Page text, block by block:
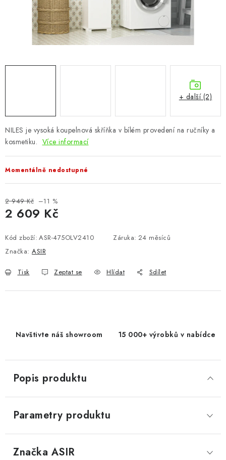
DOPLŇKY A DEKORACE
VÝPRODEJ
Bonusový program NBM+
NILES je vysoká koupelnová skříňka v bílém provedení na ručníky a
kosmetiku. Více informací
Momentálně nedostupné
2 949 Kč –11 %
2 609 Kč
Kód zboží: ASR-475OLV2410 Záruka: 24 měsíců
Značka: ASIR
Tisk Zeptat se Hlídat Sdílet
+ další (2)
Navštivte náš showroom 15 000+ výrobků v nabídce
Popis produktu
Parametry produktu
Značka ASIR